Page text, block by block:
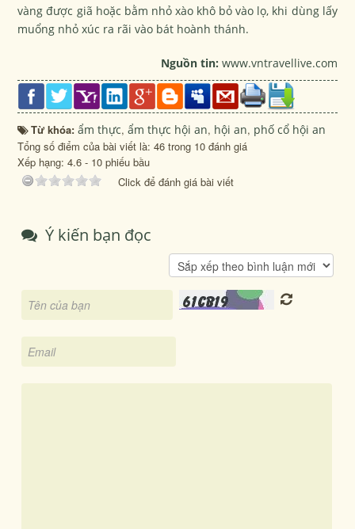
vàng được giã hoặc bằm nhỏ xào khô bỏ vào lọ, khi dùng lấy
muổng nhỏ xúc ra rãi vào bát hoành thánh.
Nguồn tin: www.vntravellive.com
Từ khóa:ẩm thực,ẩm thực hội an, hội an, phố cổ hội an
Tổng số điểm của bài viết là: 46 trong 10 đánh giá
Xếp hạng:4.6 - 10 phiếu bầu
Click để đánh giá bài viết
Ý kiến bạn đọc